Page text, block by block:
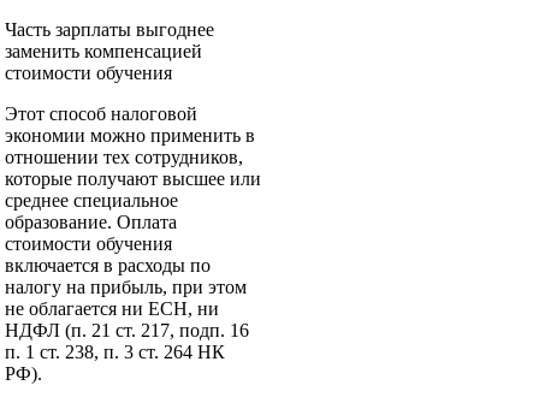
Часть зарплаты выгоднее
заменить компенсацией
стоимости обучения
Этот способ налоговой
экономии можно применить в
отношении тех сотрудников,
которые по­лучают высшее или
среднее специальное
образование. Оплата
стоимости обучения
включается в расходы по
налогу на прибыль, при этом
не облагается ни ЕСН, ни
НДФЛ (п. 21 ст. 217, подп. 16
п. 1 ст. 238, п. 3 ст. 264 НК
РФ).